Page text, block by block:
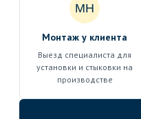
МН
Монтаж у клиента
Выезд специалиста для
установки и стыковки на
производстве